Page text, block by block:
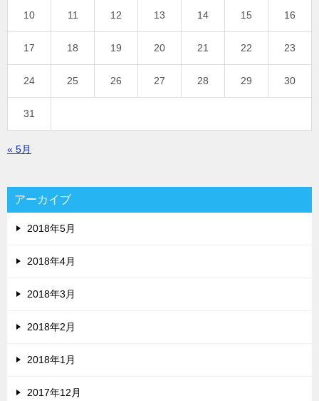
10 11 12 13 14 15 16
17 18 19 20 21 22 23
24 25 26 27 28 29 30
31
« 5月
アーカイブ
2018年5月
2018年4月
2018年3月
2018年2月
2018年1月
2017年12月